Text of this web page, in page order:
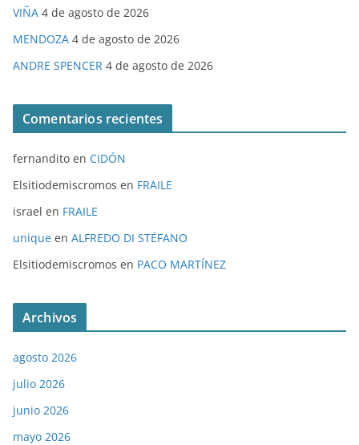
VIÑA 4 de agosto de 2026
MENDOZA 4 de agosto de 2026
ANDRE SPENCER 4 de agosto de 2026
Comentarios recientes
fernandito en CIDÓN
Elsitiodemiscromos en FRAILE
israel en FRAILE
unique en ALFREDO DI STÉFANO
Elsitiodemiscromos en PACO MARTÍNEZ
Archivos
agosto 2026
julio 2026
junio 2026
mayo 2026